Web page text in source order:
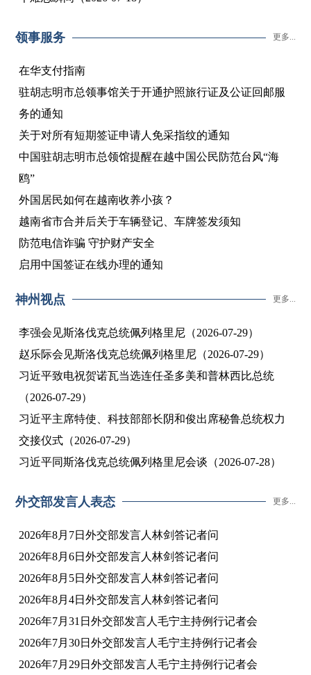
领事服务 更多...
在华支付指南
驻胡志明市总领事馆关于开通护照旅行证及公证回邮服
务的通知
关于对所有短期签证申请人免采指纹的通知
中国驻胡志明市总领馆提醒在越中国公民防范台风“海
鸥”
外国居民如何在越南收养小孩？
越南省市合并后关于车辆登记、车牌签发须知
防范电信诈骗 守护财产安全
启用中国签证在线办理的通知
神州视点 更多...
李强会见斯洛伐克总统佩列格里尼（2026-07-29）
赵乐际会见斯洛伐克总统佩列格里尼（2026-07-29）
习近平致电祝贺诺瓦当选连任圣多美和普林西比总统
（2026-07-29）
习近平主席特使、科技部部长阴和俊出席秘鲁总统权力
交接仪式（2026-07-29）
习近平同斯洛伐克总统佩列格里尼会谈（2026-07-28）
外交部发言人表态 更多...
2026年8月7日外交部发言人林剑答记者问
2026年8月6日外交部发言人林剑答记者问
2026年8月5日外交部发言人林剑答记者问
2026年8月4日外交部发言人林剑答记者问
2026年7月31日外交部发言人毛宁主持例行记者会
2026年7月30日外交部发言人毛宁主持例行记者会
2026年7月29日外交部发言人毛宁主持例行记者会